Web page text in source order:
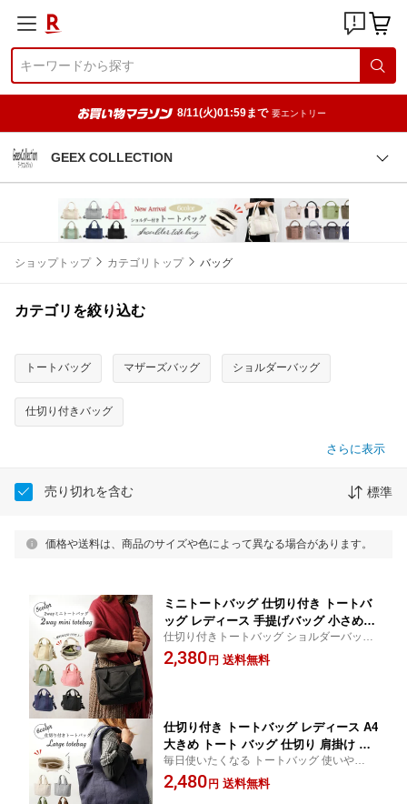
8/11(火)01:59まで 要エントリー
GEEX COLLECTION
ショップトップ カテゴリトップ バッグ
カテゴリを絞り込む
トートバッグ マザーズバッグ ショルダーバッグ
仕切り付きバッグ
さらに表示
売り切れを含む 標準
価格や送料は、商品のサイズや色によって異なる場合があります。
ミニトートバッグ 仕切り付き トートバ
ッグ レディース 手提げバッグ 小さめ
ショルダーバッグ ミニトート バッグ ラ
ンチバッグ キャンバス ショルダー 軽量
仕切り付きトートバッグ ショルダーバッグ
つけ外し可能 チャック付き 仕切り 使い方
色々 カラー多数 スマホ おしゃれ かわいい
2,380 円 送料無料
仕切り付き トートバッグ レディース A4
大きめ トート バッグ 仕切り 肩掛け マ
チあり チャック付き キャンバス バッグ
軽量 マザーズトート ママバッグ 無地
毎日使いたくなる トートバッグ 使いやすい
a4 帆布 大容量 保育園 綺麗 肩掛け 仕切り
整理しやすい ばっぐ かばん お出掛け おし
2,480 円 送料無料